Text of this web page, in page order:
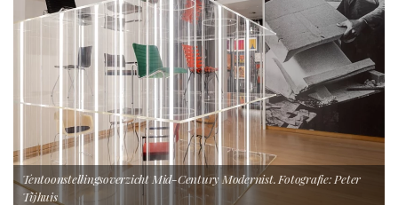
Tentoonstellingsoverzicht Mid-Century Modernist. Fotografie: Peter
Tijhuis